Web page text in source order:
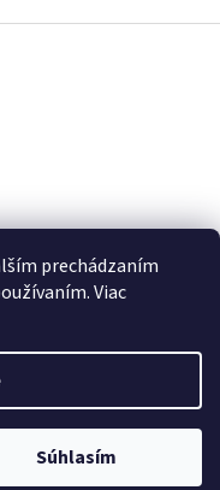
prechádzaním
Viac
Súhlasím
vyhradené.